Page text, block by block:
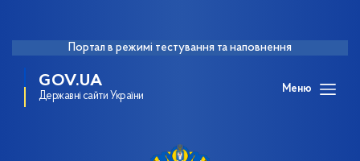
Портал в режимі тестування та наповнення
GOV.UA
Державні сайти України
Меню